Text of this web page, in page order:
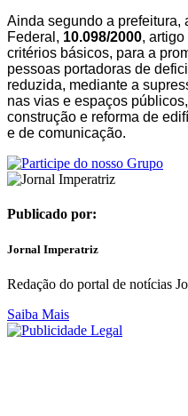
Ainda segundo a prefeitura,
Federal, 10.098/2000,
critérios básicos, para a
pessoas portadoras de
reduzida, mediante a
nas vias e espaços
construção e reforma de
e de comunicação.
Publicado por:
Jornal Imperatriz
Redação do portal de notícias
Saiba Mais